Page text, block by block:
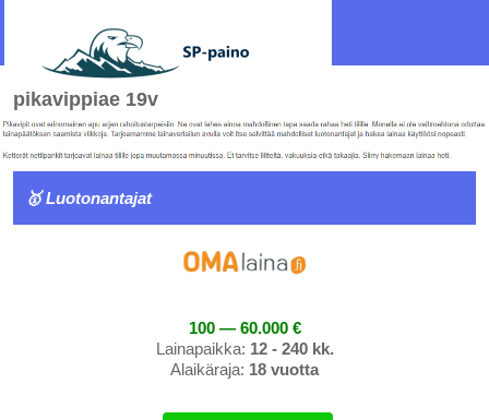
pikavippiae 19v
🥇 Luotonantajat
100 — 60.000 €
Lainapaikka: 12 - 240 kk.
Alaikäraja: 18 vuotta